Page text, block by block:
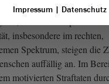
zwar insgesamt einen
insbesondere im rechten,
Spektrum, steigen die
auffällig an. Im
motivierten Straftaten
Impressum| Datenschutz